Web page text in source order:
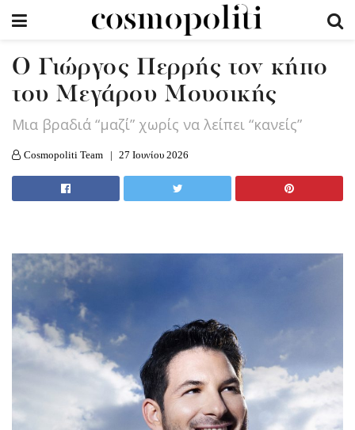
O Γιώργος Περρής τον κήπο
του Μεγάρου Μουσικής
Μια βραδιά “μαζί” χωρίς να λείπει “κανείς”
Cosmopoliti Team 27 Ιουνίου 2026